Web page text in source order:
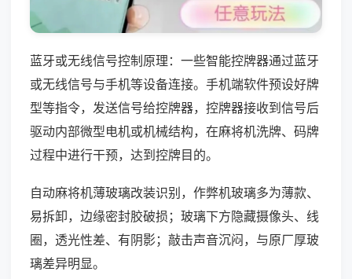
蓝牙或无线信号控制原理：一些智能控牌器通过蓝牙
或无线信号与手机等设备连接。手机端软件预设好牌
型等指令，发送信号给控牌器，控牌器接收到信号后
驱动内部微型电机或机械结构，在麻将机洗牌、码牌
过程中进行干预，达到控牌目的。
自动麻将机薄玻璃改装识别，作弊机玻璃多为薄款、
易拆卸，边缘密封胶破损；玻璃下方隐藏摄像头、线
圈，透光性差、有阴影；敲击声音沉闷，与原厂厚玻
璃差异明显。